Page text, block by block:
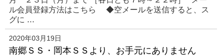
ル会員登録方法はこちら ◆空メールを送信すると、ス
グに …
2020年03月19日
南郷ＳＳ・岡本ＳＳより、お手元にありません